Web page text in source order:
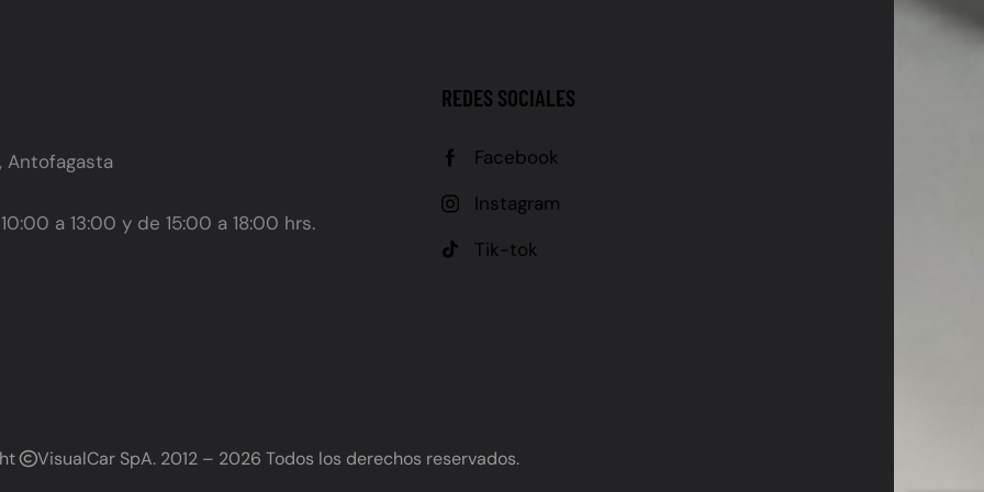
Antofagasta
a 13:00 y de 15:00 a 18:00 hrs.
REDES SOCIALES
Facebook
Instagram
Tik-tok
GRABADO PATENTE CHILE, OBLIGACIÓN GRABADO PATENTE, PLAZO GRABADO PATENTE, MULTA NO GRABADO PATENTE, GRABADO DE VIDRIOS, GRABADO DE ESPEJOS, GRABADO
(incluyendo polarizado y láminas), Taller de polarizado Antofagasta, Instalador de láminas de seguridad Antofagasta
VisualCar SpA. 2012 – 2026 Todos los derechos reservados.